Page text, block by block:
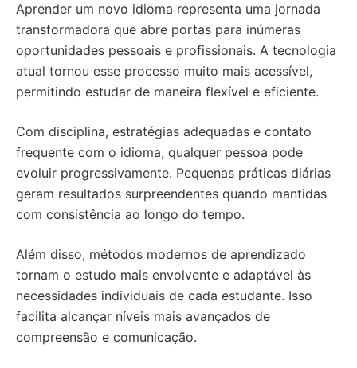
Aprender um novo idioma representa uma jornada
transformadora que abre portas para inúmeras
oportunidades pessoais e profissionais. A tecnologia
atual tornou esse processo muito mais acessível,
permitindo estudar de maneira flexível e eficiente.
Com disciplina, estratégias adequadas e contato
frequente com o idioma, qualquer pessoa pode
evoluir progressivamente. Pequenas práticas diárias
geram resultados surpreendentes quando mantidas
com consistência ao longo do tempo.
Além disso, métodos modernos de aprendizado
tornam o estudo mais envolvente e adaptável às
necessidades individuais de cada estudante. Isso
facilita alcançar níveis mais avançados de
compreensão e comunicação.